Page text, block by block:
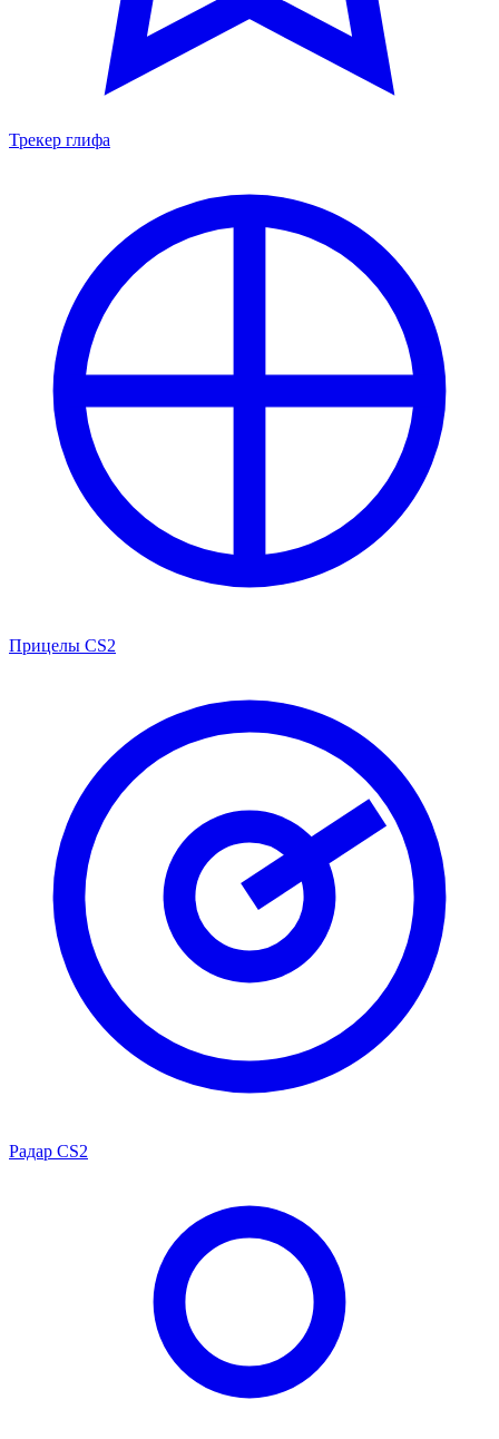
Трекер глифа
Прицелы CS2
Радар CS2